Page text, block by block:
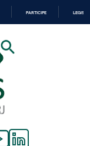
PARTICIPE